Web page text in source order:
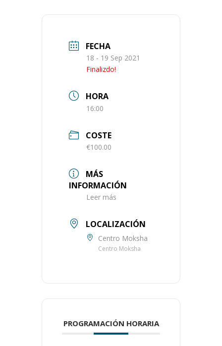
FECHA
18 - 19 Sep 2021
Finalizdo!
HORA
16:00
COSTE
€100.00
MÁS
INFORMACIÓN
Leer más
LOCALIZACIÓN
Centro Moksha
Centro Moksha
PROGRAMACIÓN HORARIA